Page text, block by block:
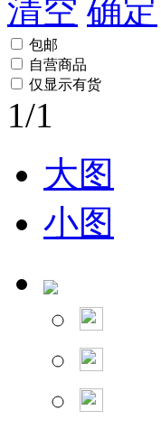
清空 确定
包邮
自营商品
仅显示有货
1/1
大图
小图